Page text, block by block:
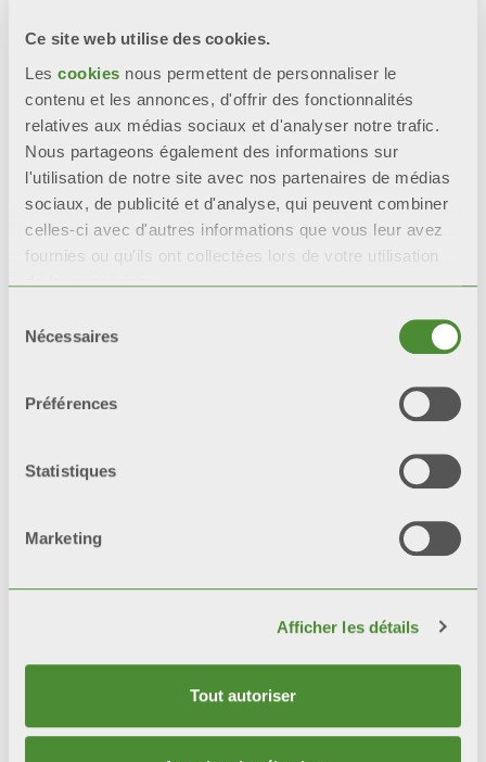
Ce site web utilise des cookies.
Les cookies nous permettent de personnaliser le
contenu et les annonces, d'offrir des fonctionnalités
relatives aux médias sociaux et d'analyser notre trafic.
Nous partageons également des informations sur
l'utilisation de notre site avec nos partenaires de médias
sociaux, de publicité et d'analyse, qui peuvent combiner
celles-ci avec d'autres informations que vous leur avez
fournies ou qu'ils ont collectées lors de votre utilisation
de leurs services.
Nécessaires
Préférences
Statistiques
Marketing
Afficher les détails
Tout autoriser